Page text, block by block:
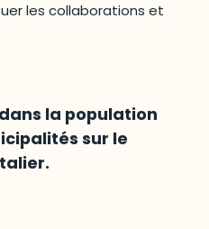
les collaborations et
la population
sur le